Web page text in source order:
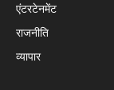
एंटरटेनमेंट
राजनीति
व्यापार